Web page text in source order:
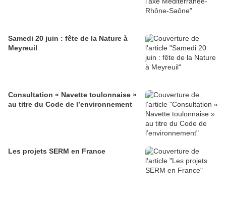
Samedi 20 juin : fête de la Nature à
Meyreuil
Consultation « Navette toulonnaise »
au titre du Code de l’environnement
Les projets SERM en France